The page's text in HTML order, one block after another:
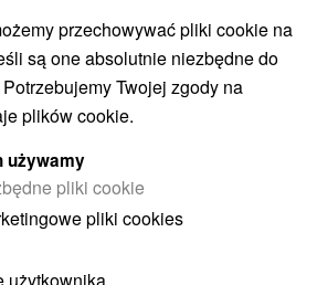
fermy zwierząt(1)
Atrakcje turystyczne(13)
Podzámčok
przechowywać pliki cookie na
są one absolutnie niezbędne do
Twojej zgody na
plików cookie.
używamy
pliki cookie
pliki cookies